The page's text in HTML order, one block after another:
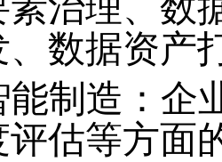
、 数据资产
能制造：
估等方面